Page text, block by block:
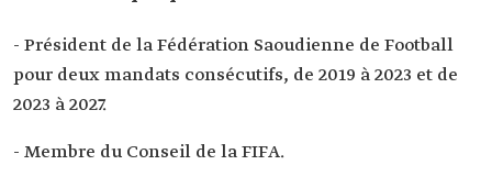
- Président de la Fédération Saoudienne de Football
pour deux mandats consécutifs, de 2019 à 2023 et de
2023 à 2027.
- Membre du Conseil de la FIFA.